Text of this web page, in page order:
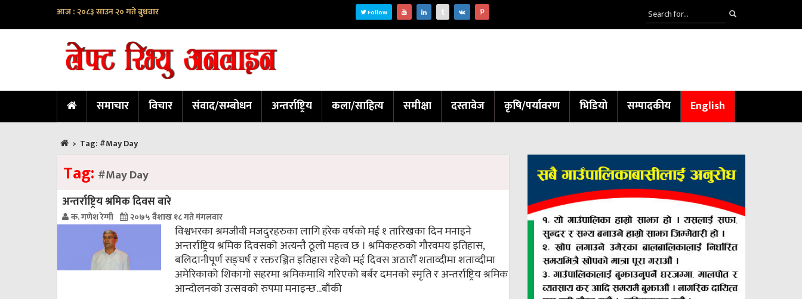
आज : २०८३ साउन २० गते बुधवार Follow
समाचार विचार संवाद/सम्बोधन अन्तर्राष्ट्रिय कला/साहित्य समीक्षा दस्तावेज कृषि/पर्यावरण भिडियो सम्पादकीय English
> Tag: #May Day
Tag: #May Day
अन्तर्राष्ट्रिय श्रमिक दिवस बारे
क. गणेश रेग्मी २०७५ वैशाख १८ गते मंगलवार
विश्वभरका श्रमजीवी मजदुरहरुका लागि हरेक वर्षको मई १ तारिखका दिन मनाइने
अन्तर्राष्ट्रिय श्रमिक दिवसको अत्यन्तै ठूलो महत्त्व छ । श्रमिकहरुको गौरवमय इतिहास,
बलिदानीपूर्ण सङ्घर्ष र रक्तरञ्जित इतिहास रहेको मई दिवस अठारौँ शताव्दीमा शताव्दीमा
अमेरिकाको शिकागो सहरमा श्रमिकमाथि गरिएको बर्बर दमनको स्मृति र अन्तर्राष्ट्रिय श्रमिक
आन्दोलनको उत्सवको रुपमा मनाइन्छ...बाँकी